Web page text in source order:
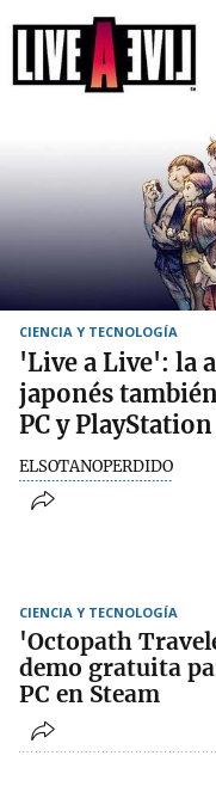
CIENCIA Y TECNOLOGÍA
'Live a Live': la
japonés
PC y PlayStation
ELSOTANOPERDIDO
CIENCIA Y TECNOLOGÍA
'Octopath
demo gratuita
PC en Steam